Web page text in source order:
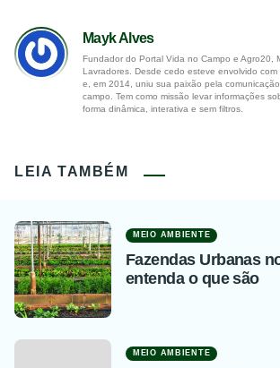
Mayk Alves
Fundador do Portal Vida no Campo e Agro20,
Lavradores. Desde cedo esteve envolvido
e, em 2014, uniu sua paixão pela
campo. Tem como missão levar informações
forma dinâmica, interativa e sem filtros.
LEIA TAMBÉM
MEIO AMBIENTE
Fazendas Urbanas
entenda o que são
MEIO AMBIENTE